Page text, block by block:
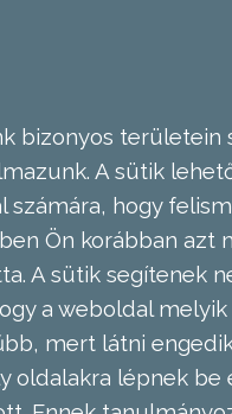
bizonyos területein
A sütik
számára, hogy
Ön korábban azt
A sütik segítenek
a weboldal melyik
mert látni
oldalakra lépnek be